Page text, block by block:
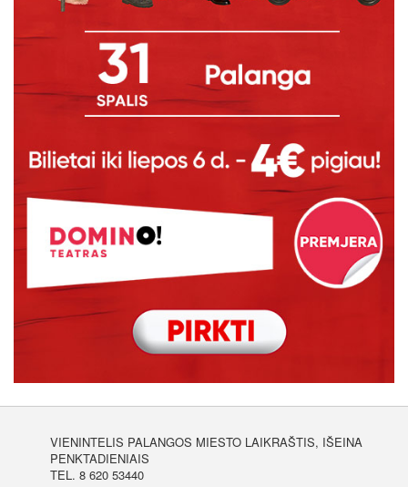
VIENINTELIS PALANGOS MIESTO LAIKRAŠTIS, IŠEINA
PENKTADIENIAIS
TEL. 8 620 53440